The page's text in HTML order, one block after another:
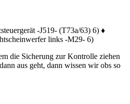
-J519- (T73a/63) 6) ♦
links -M29- 6)
die Sicherung zur Kontrolle ziehen
aus geht, dann wissen wir obs so